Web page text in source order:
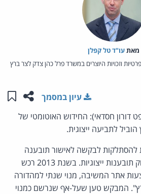
מאת‏עו"ד טל קפלן
וזכויות היוצרים במשרד פרל כהן צדק לצר ברץ
שתפו
עיון במסמך
דורון חסדאי): החידוש האוטומטי של
לתביעה ייצוגית.
לבקשה לאישור תובענה
כייצוגית, לפי סעיף 16 לחוק תובענות ייצוגיות. בשנת 2013 רכש
אתר המשיבה, מנוי שנתי למהדורה
המבקש טען שעל-אף שנרשם כמנוי